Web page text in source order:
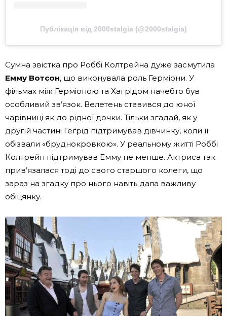
Публікація від 2000stalgia (@2000stalgia)
Сумна звістка про Роббі Колтрейна дуже засмутила
Емму Вотсон, що виконувала роль Герміони. У
фільмах між Герміоною та Хагрідом начебто був
особливий зв’язок. Велетень ставився до юної
чарівниці як до рідної дочки. Тільки згадай, як у
другій частині Геґрід підтримував дівчинку, коли її
обізвали «бруднокровкою». У реальному житті Роббі
Колтрейн підтримував Емму не менше. Актриса так
прив’язалася тоді до свого старшого колеги, що
зараз на згадку про нього навіть дала важливу
обіцянку.